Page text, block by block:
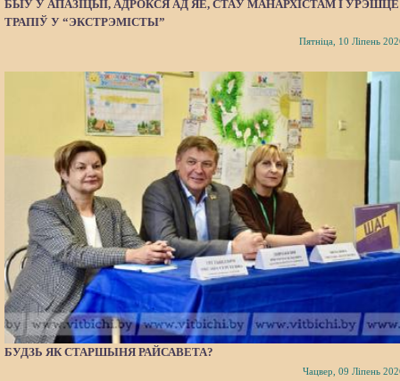
БЫЎ У АПАЗІЦЫІ, АДРОКСЯ АД ЯЕ, СТАЎ МАНАРХІСТАМ І ЎРЭШЦЕ
ТРАПІЎ У “ЭКСТРЭМІСТЫ”
Пятніца, 10 Ліпень
БУДЗЬ ЯК СТАРШЫНЯ РАЙСАВЕТА?
Чацвер, 09 Ліпень